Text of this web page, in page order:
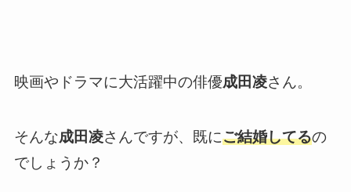
映画やドラマに大活躍中の俳優成田凌さん。
そんな成田凌さんですが、既にご結婚してるの
でしょうか？